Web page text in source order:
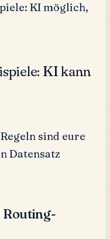
KI möglich,
KI kann
sind eure
Datensatz
Routing-